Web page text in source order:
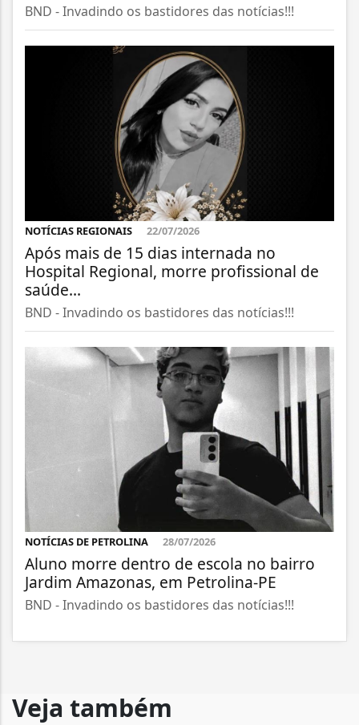
BND - Invadindo os bastidores das notícias!!!
NOTÍCIAS REGIONAIS 22/07/2026
Após mais de 15 dias internada no
Hospital Regional, morre profissional de
saúde...
BND - Invadindo os bastidores das notícias!!!
NOTÍCIAS DE PETROLINA 28/07/2026
Aluno morre dentro de escola no bairro
Jardim Amazonas, em Petrolina-PE
BND - Invadindo os bastidores das notícias!!!
Veja também